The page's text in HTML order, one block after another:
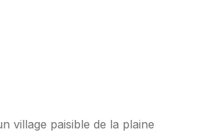
village paisible de la plaine